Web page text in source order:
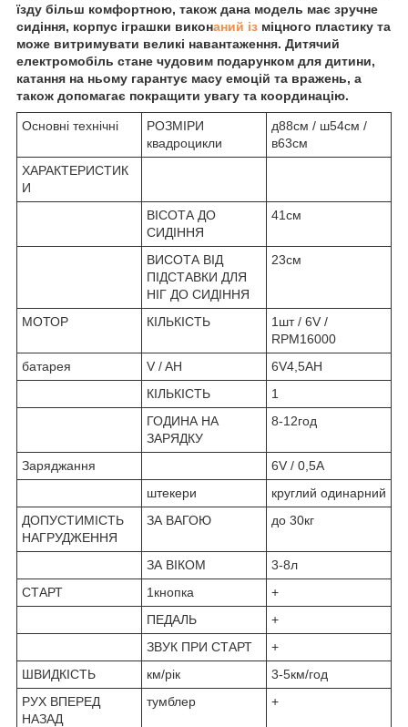
їзду більш комфортною, також дана модель має зручне
сидіння, корпус іграшки виконаний із міцного пластику та
може витримувати великі навантаження. Дитячий
електромобіль стане чудовим подарунком для дитини,
катання на ньому гарантує масу емоцій та вражень, а
також допомагає покращити увагу та координацію.
Основні технічні
РОЗМІРИ
квадроцикли
д88см / ш54см /
в63см
ХАРАКТЕРИСТИК
И
ВІСОТА ДО
СИДІННЯ
41см
ВИСОТА ВІД
ПІДСТАВКИ ДЛЯ
НІГ ДО СИДІННЯ
23см
МОТОР КІЛЬКІСТЬ
1шт / 6V /
RPM16000
батарея
V / AH
6V4,5AH
КІЛЬКІСТЬ
1
ГОДИНА НА
ЗАРЯДКУ
8-12год
Заряджання
6V / 0,5A
штекери
круглий одинарний
ДОПУСТИМІСТЬ
НАГРУДЖЕННЯ
ЗА ВАГОЮ до 30кг
ЗА ВІКОМ
3-8л
СТАРТ
1кнопка
+
ПЕДАЛЬ
+
ЗВУК ПРИ СТАРТ
+
ШВИДКІСТЬ
км/рік
3-5км/год
РУХ ВПЕРЕД
НАЗАД
тумблер +